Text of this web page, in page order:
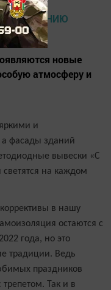
новые
атмосферу и
и
фасады зданий
вывески «С
на каждом
в нашу
остаются с
года, но это
традиции. Ведь
праздников
трепетом. Так и в